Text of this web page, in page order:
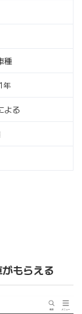
種
年
よる
もらえる